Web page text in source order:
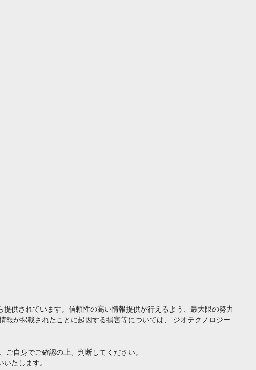
供されています。信頼性の高い情報提供が行えるよう、最大限の努力
が掲載されたことに起因する損害等については、 ジオテクノロジー
自身でご確認の上、判断してください。
いたします。